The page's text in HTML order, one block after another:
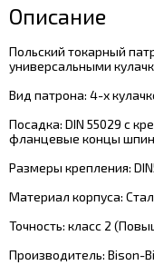
Описание
Польский токарный
универсальными
Вид патрона: 4-х
Посадка: DIN 55029 с
фланцевые концы
Размеры крепления:
Материал корпуса:
Точность: класс 2
Производитель: Bison-